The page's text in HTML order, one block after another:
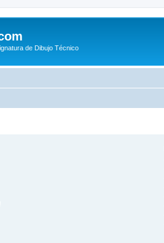
de Dibujo Técnico